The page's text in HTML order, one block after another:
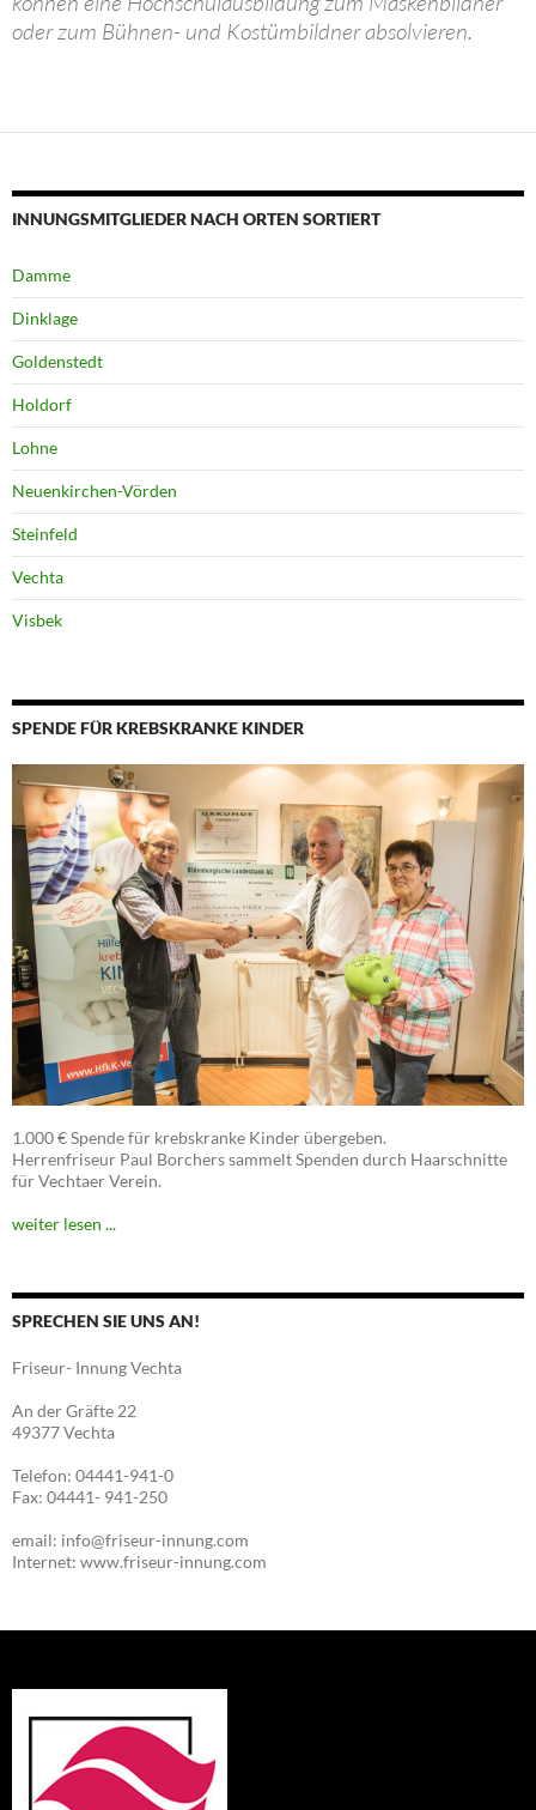
oder zum Bühnen- und Kostümbildner absolvieren.
INNUNGSMITGLIEDER NACH ORTEN SORTIERT
Damme
Dinklage
Goldenstedt
Holdorf
Lohne
Neuenkirchen-Vörden
Steinfeld
Vechta
Visbek
SPENDE FÜR KREBSKRANKE KINDER
1.000 € Spende für krebskranke Kinder übergeben.
Herrenfriseur Paul Borchers sammelt Spenden durch Haarschnitte
für Vechtaer Verein.
weiter lesen ...
SPRECHEN SIE UNS AN!
Friseur- Innung Vechta
An der Gräfte 22
49377 Vechta
Telefon: 04441-941-0
Fax: 04441- 941-250
email: info@friseur-innung.com
Internet: www.friseur-innung.com